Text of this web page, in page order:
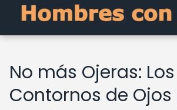
No más Ojeras:
Contornos de